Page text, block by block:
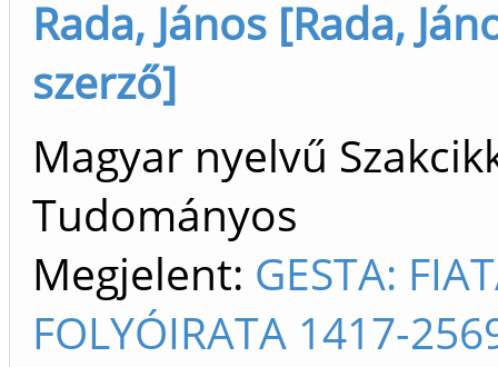
Rada, János [Rada,
szerző]
Magyar nyelvű
Tudományos
Megjelent: GESTA:
FOLYÓIRATA 1417-